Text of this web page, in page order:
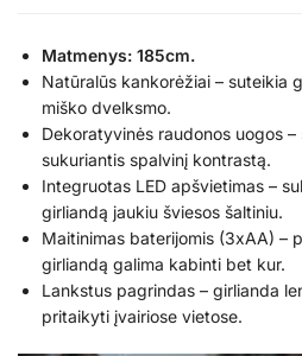
Matmenys: 185cm.
Natūralūs kankorėžiai – suteikia
miško dvelksmo.
Dekoratyvinės raudonos uogos
sukuriantis spalvinį kontrastą.
Integruotas LED apšvietimas –
girliandą jaukiu šviesos šaltiniu.
Maitinimas baterijomis (3xAA) –
girliandą galima kabinti bet kur.
Lankstus pagrindas – girlianda
pritaikyti įvairiose vietose.